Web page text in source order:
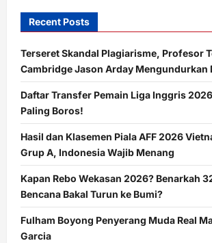
Recent Posts
Terseret Skandal Plagiarisme, Profesor
Cambridge Jason Arday Mengundurkan
Daftar Transfer Pemain Liga Inggris
Paling Boros!
Hasil dan Klasemen Piala AFF 2026
Grup A, Indonesia Wajib Menang
Kapan Rebo Wekasan 2026? Benarkah
Bencana Bakal Turun ke Bumi?
Fulham Boyong Penyerang Muda Real
Garcia